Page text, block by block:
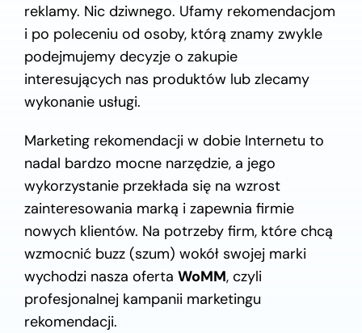
reklamy. Nic dziwnego. Ufamy rekomendacjom
i po poleceniu od osoby, którą znamy zwykle
podejmujemy decyzje o zakupie
interesujących nas produktów lub zlecamy
wykonanie usługi.
Marketing rekomendacji w dobie Internetu to
nadal bardzo mocne narzędzie, a jego
wykorzystanie przekłada się na wzrost
zainteresowania marką i zapewnia firmie
nowych klientów. Na potrzeby firm, które chcą
wzmocnić buzz (szum) wokół swojej marki
wychodzi nasza oferta WoMM, czyli
profesjonalnej kampanii marketingu
rekomendacji.